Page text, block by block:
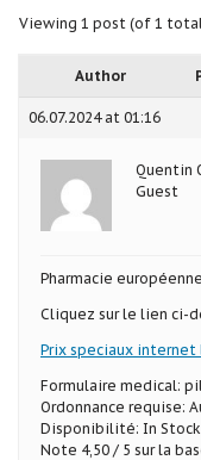
Viewing 1 post (of 1
Author
06.07.2024 at 01:16
Quentin
Guest
Pharmacie européenne
Cliquez sur le lien ci-
Prix speciaux internet
Formulaire medical:
Ordonnance requise:
Disponibilité: In
Note 4,50 / 5 sur la